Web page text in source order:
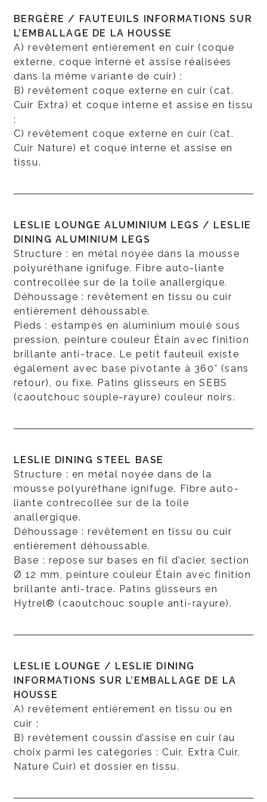
BERGÈRE / FAUTEUILS INFORMATIONS SUR
L’EMBALLAGE DE LA HOUSSE
A) revêtement entièrement en cuir (coque
externe, coque interne et assise réalisées
dans la même variante de cuir) ;
B) revêtement coque externe en cuir (cat.
Cuir Extra) et coque interne et assise en tissu
;
C) revêtement coque externe en cuir (cat.
Cuir Nature) et coque interne et assise en
tissu.
LESLIE LOUNGE ALUMINIUM LEGS / LESLIE
DINING ALUMINIUM LEGS
Structure : en métal noyée dans la mousse
polyuréthane ignifuge. Fibre auto-liante
contrecollée sur de la toile anallergique.
Déhoussage : revêtement en tissu ou cuir
entièrement déhoussable.
Pieds : estampés en aluminium moulé sous
pression, peinture couleur Étain avec finition
brillante anti-trace. Le petit fauteuil existe
également avec base pivotante à 360° (sans
retour), ou fixe. Patins glisseurs en SEBS
(caoutchouc souple-rayure) couleur noirs.
LESLIE DINING STEEL BASE
Structure : en métal noyée dans de la
mousse polyuréthane ignifuge. Fibre auto-
liante contrecollée sur de la toile
anallergique.
Déhoussage : revêtement en tissu ou cuir
entièrement déhoussable.
Base : repose sur bases en fil d’acier, section
Ø 12 mm, peinture couleur Étain avec finition
brillante anti-trace. Patins glisseurs en
Hytrel® (caoutchouc souple anti-rayure).
LESLIE LOUNGE / LESLIE DINING
INFORMATIONS SUR L’EMBALLAGE DE LA
HOUSSE
A) revêtement entièrement en tissu ou en
cuir ;
B) revêtement coussin d’assise en cuir (au
choix parmi les catégories : Cuir, Extra Cuir,
Nature Cuir) et dossier en tissu.